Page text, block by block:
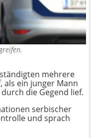
mehrere
als ein junger Mann
die Gegend lief.
serbischer
und sprach